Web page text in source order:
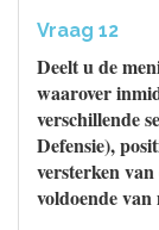
Vraag 12
Deelt u de
waarover
verschillende
Defensie),
versterken
voldoende